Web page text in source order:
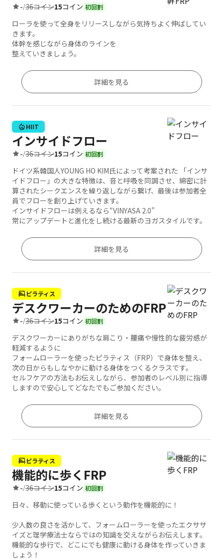
-/36コイン15コイン 初回割
ローラを使って全身をリリースしながら気持ちよく伸ばしてい
きます。
体幹を感じながら身体のラインを
整えていきましょう。
詳細を見る
HIIT
インサイドフロー
-/36コイン15コイン 初回割
ドイツ系韓国人YOUNG HO KIM氏によって考案された 「インサ
イドフロー」の大きな特徴は、音と呼吸を同調させ、綿密に計
算されたシークエンスを繰り返しながら繋げ、最後は参加者全
員でフローを創り上げていきます。
インサイドフローは例えるなら“VINYASA 2.0”
常にアップデートと進化をし続ける最新のヨガスタイルです。
詳細を見る
ピラティス
デスクワーカーのためのFRP
-/36コイン15コイン 初回割
デスクワーカーにありがちな肩こり・腰痛や慢性的な疲労感が
軽減するように
フォームローラーを使ったピラティス（FRP）で身体を整え、
次の日からもしなやかに動ける身体をつくるクラスです。
セルフケアの方法もお伝えしながら、参加者のレベル別に指導
しますので安心してどなたでもご参加ください。
詳細を見る
ピラティス
機能的に歩くFRP
-/36コイン15コイン 初回割
日々、移動に使っている歩くという動作を機能的に！
少人数の良さを活かして、フォームローラーを使ったエクササ
イズと理学療法士ならではの知識を交えながらお伝えします。
機能的な歩行で、どこにでも健康に動ける身体を作っていきま
しょう！